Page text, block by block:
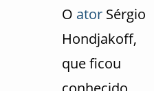
O atorSérgio
Hondjakoff,
que ficou